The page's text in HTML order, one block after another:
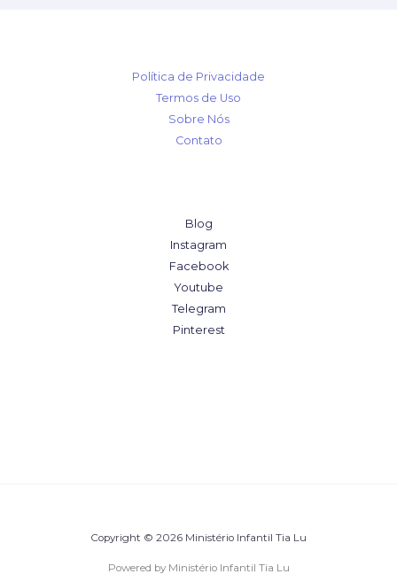
Política de Privacidade
Termos de Uso
Sobre Nós
Contato
Blog
Instagram
Facebook
Youtube
Telegram
Pinterest
Copyright © 2026 Ministério Infantil Tia Lu
Powered by Ministério Infantil Tia Lu